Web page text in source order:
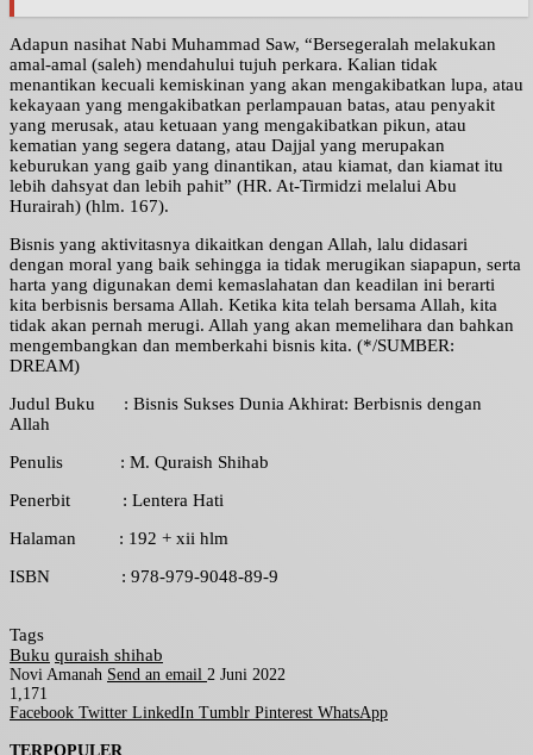
Adapun nasihat Nabi Muhammad Saw, “Bersegeralah melakukan
amal-amal (saleh) mendahului tujuh perkara. Kalian tidak
menantikan kecuali kemiskinan yang akan mengakibatkan lupa, atau
kekayaan yang mengakibatkan perlampauan batas, atau penyakit
yang merusak, atau ketuaan yang mengakibatkan pikun, atau
kematian yang segera datang, atau Dajjal yang merupakan
keburukan yang gaib yang dinantikan, atau kiamat, dan kiamat itu
lebih dahsyat dan lebih pahit” (HR. At-Tirmidzi melalui Abu
Hurairah) (hlm. 167).
Bisnis yang aktivitasnya dikaitkan dengan Allah, lalu didasari
dengan moral yang baik sehingga ia tidak merugikan siapapun, serta
harta yang digunakan demi kemaslahatan dan keadilan ini berarti
kita berbisnis bersama Allah. Ketika kita telah bersama Allah, kita
tidak akan pernah merugi. Allah yang akan memelihara dan bahkan
mengembangkan dan memberkahi bisnis kita. (*/SUMBER:
DREAM)
Judul Buku : Bisnis Sukses Dunia Akhirat: Berbisnis dengan
Allah
Penulis : M. Quraish Shihab
Penerbit : Lentera Hati
Halaman : 192 + xii hlm
ISBN : 978-979-9048-89-9
Tags
Buku quraish shihab
Novi Amanah Send an email 2 Juni 2022
1,171
Facebook Twitter LinkedIn Tumblr Pinterest WhatsApp
TERPOPULER